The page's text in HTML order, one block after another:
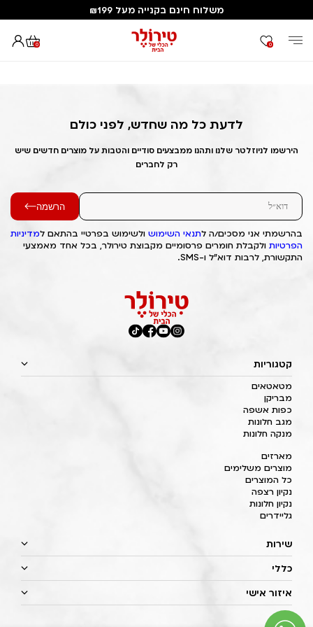
משלוח חינם בקנייה מעל ₪199
0 0
דף הבית Out of Stock Alert 2025/04/08 1744143571
לדעת כל מה שחדש, לפני כולם
הירשמו לניוזלטר שלנו ותהנו ממבצעים סודיים והטבות על מוצרים חדשים שיש
רק לחברים
הרשמה
בהרשמתי אני מסכים/ה לתנאי השימוש ולשימוש בפרטיי בהתאם למדיניות
הפרטיות ולקבלת חומרים פרסומיים מקבוצת טירולר, בכל אחד מאמצעי
התקשורת, לרבות דוא"ל ו-SMS.
קטגוריות
מטאטאים
מבריקן
כפות אשפה
מגב חלונות
מנקה חלונות
מארזים
מוצרים משלימים
כל המוצרים
נקיון רצפה
נקיון חלונות
גליידרים
שירות
כללי
איזור אישי